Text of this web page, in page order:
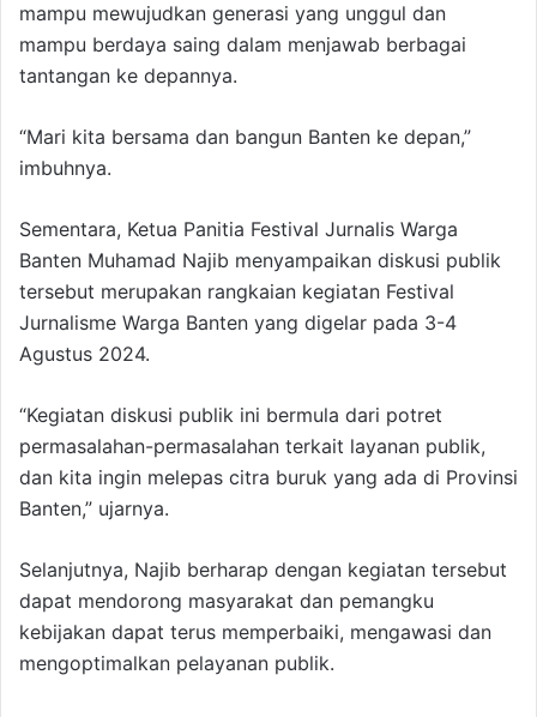
mampu mewujudkan generasi yang unggul dan
mampu berdaya saing dalam menjawab berbagai
tantangan ke depannya.
“Mari kita bersama dan bangun Banten ke depan,”
imbuhnya.
Sementara, Ketua Panitia Festival Jurnalis Warga
Banten Muhamad Najib menyampaikan diskusi publik
tersebut merupakan rangkaian kegiatan Festival
Jurnalisme Warga Banten yang digelar pada 3-4
Agustus 2024.
“Kegiatan diskusi publik ini bermula dari potret
permasalahan-permasalahan terkait layanan publik,
dan kita ingin melepas citra buruk yang ada di Provinsi
Banten,” ujarnya.
Selanjutnya, Najib berharap dengan kegiatan tersebut
dapat mendorong masyarakat dan pemangku
kebijakan dapat terus memperbaiki, mengawasi dan
mengoptimalkan pelayanan publik.